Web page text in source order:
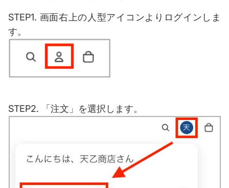
STEP1. 画面右上の人型アイコンよりログインしま
す。
STEP2. 「注文」を選択します。